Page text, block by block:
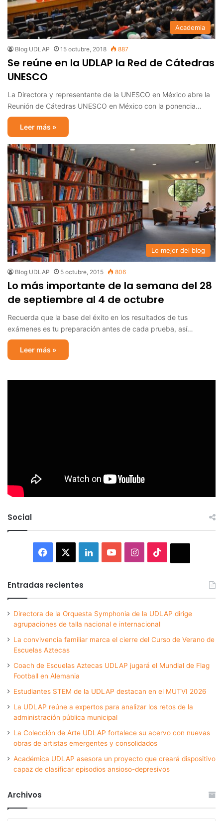
Academia
Blog UDLAP 15 octubre, 2018 887
Se reúne en la UDLAP la Red de Cátedras
UNESCO
La Directora y representante de la UNESCO en México abre la
Reunión de Cátedras UNESCO en México con la ponencia…
Leer más »
Lo mejor del blog
Blog UDLAP 5 octubre, 2015 806
Lo más importante de la semana del 28
de septiembre al 4 de octubre
Recuerda que la base del éxito en los resultados de tus
exámenes es tu preparación antes de cada prueba, así…
Leer más »
Social
Facebook LinkedInYouTubeInstagram
Entradas recientes
Directora de la Orquesta Symphonia de la UDLAP dirige
agrupaciones de talla nacional e internacional
La convivencia familiar marca el cierre del Curso de Verano de
Escuelas Aztecas
Coach de Escuelas Aztecas UDLAP jugará el Mundial de Flag
Football en Alemania
Estudiantes STEM de la UDLAP destacan en el MUTVI 2026
La UDLAP reúne a expertos para analizar los retos de la
administración pública municipal
La Colección de Arte UDLAP fortalece su acervo con nuevas
obras de artistas emergentes y consolidados
Académica UDLAP asesora un proyecto que creará dispositivo
capaz de clasificar episodios ansioso-depresivos
Archivos